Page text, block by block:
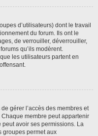
d’utilisateurs) dont le travail
du forum. Ils ont le
de verrouiller, déverrouiller,
qu’ils modèrent.
les utilisateurs partent en
gérer l’accès des membres et
membre peut appartenir
avoir ses permissions. La
groupes permet aux